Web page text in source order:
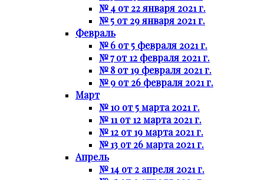
№ 4 от 22 января 2021 г.
№ 5 от 29 января 2021 г.
Февраль
№ 6 от 5 февраля 2021 г.
№ 7 от 12 февраля 2021 г.
№ 8 от 19 февраля 2021 г.
№ 9 от 26 февраля 2021 г.
Март
№ 10 от 5 марта 2021 г.
№ 11 от 12 марта 2021 г.
№ 12 от 19 марта 2021 г.
№ 13 от 26 марта 2021 г.
Апрель
№ 14 от 2 апреля 2021 г.